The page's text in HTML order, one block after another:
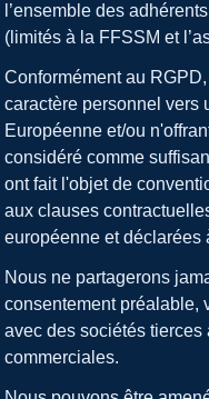
l’ensemble des
(limités à la FFSSM et
Conformément au
caractère personnel vers
Européenne et/ou
considéré comme
ont fait l'objet de
aux clauses
européenne et déclarées
Nous ne partagerons
consentement préalable,
avec des sociétés tierces
commerciales.